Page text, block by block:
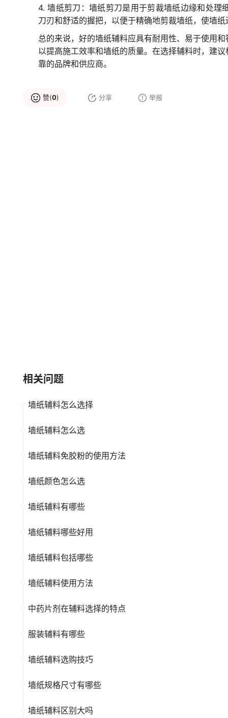
4. 墙纸剪刀：墙纸剪刀是用于剪裁墙纸边缘和处
刀刃和舒适的握把，以便于精确地剪裁墙纸，使墙
总的来说，好的墙纸辅料应具有耐用性、易于使用
以提高施工效率和墙纸的质量。在选择辅料时，建
靠的品牌和供应商。
赞(0) 分享 举报
相关问题
墙纸辅料怎么选择
墙纸辅料怎么选
墙纸辅料免胶粉的使用方法
墙纸颜色怎么选
墙纸辅料有哪些
墙纸辅料哪些好用
墙纸辅料包括哪些
墙纸辅料使用方法
中药片剂在辅料选择的特点
服装辅料有哪些
墙纸辅料选购技巧
墙纸规格尺寸有哪些
墙纸辅料区别大吗